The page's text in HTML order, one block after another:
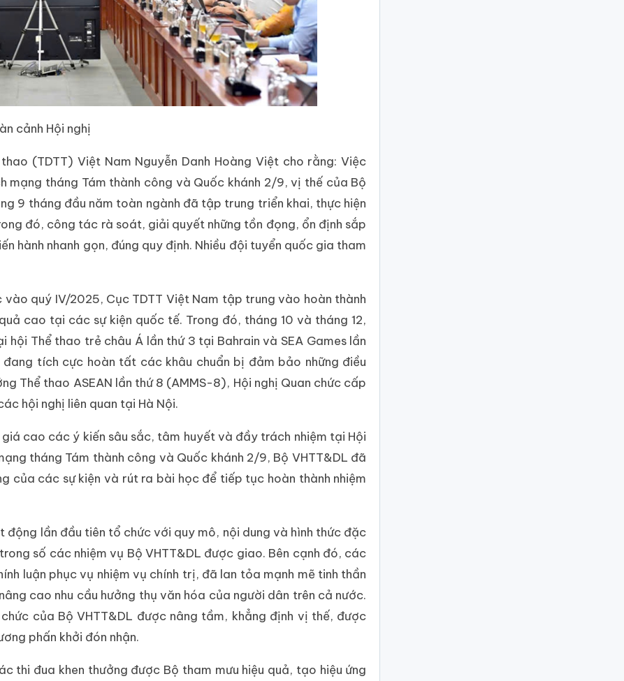
cảnh Hội nghị
(TDTT) Việt Nam Nguyễn Danh Hoàng Việt cho rằng: Việc
mạng tháng Tám thành công và Quốc khánh 2/9, vị thế của Bộ
9 tháng đầu năm toàn ngành đã tập trung triển khai, thực hiện
đó, công tác rà soát, giải quyết những tồn đọng, ổn định sắp
hành nhanh gọn, đúng quy định. Nhiều đội tuyển quốc gia tham
quý IV/2025, Cục TDTT Việt Nam tập trung vào hoàn thành
cao tại các sự kiện quốc tế. Trong đó, tháng 10 và tháng 12,
Thể thao trẻ châu Á lần thứ 3 tại Bahrain và SEA Games lần
tích cực hoàn tất các khâu chuẩn bị đảm bảo những điều
Thể thao ASEAN lần thứ 8 (AMMS-8), Hội nghị Quan chức cấp
hội nghị liên quan tại Hà Nội.
cao các ý kiến sâu sắc, tâm huyết và đầy trách nhiệm tại Hội
tháng Tám thành công và Quốc khánh 2/9, Bộ VHTT&DL đã
của các sự kiện và rút ra bài học để tiếp tục hoàn thành nhiệm
lần đầu tiên tổ chức với quy mô, nội dung và hình thức đặc
số các nhiệm vụ Bộ VHTT&DL được giao. Bên cạnh đó, các
luận phục vụ nhiệm vụ chính trị, đã lan tỏa mạnh mẽ tinh thần
cao nhu cầu hưởng thụ văn hóa của người dân trên cả nước.
của Bộ VHTT&DL được nâng tầm, khẳng định vị thế, được
phấn khởi đón nhận.
thi đua khen thưởng được Bộ tham mưu hiệu quả, tạo hiệu ứng